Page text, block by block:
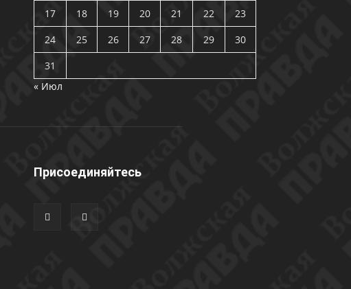
17
18 19 20 21 22
23
24
25 26 27 28 29
30
31
« Июл
Присоединяйтесь